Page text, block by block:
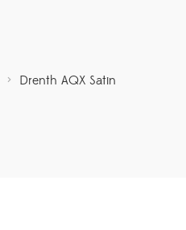
> Drenth AQX Satin